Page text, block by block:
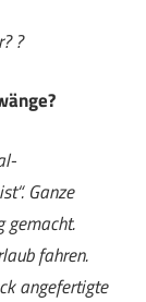
?
Ganze
gemacht.
fahren.
angefertigte